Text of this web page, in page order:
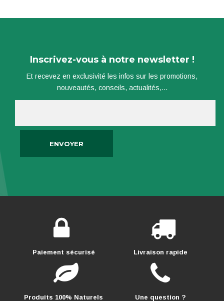
Inscrivez-vous à notre newsletter !
Et recevez en exclusivité les infos sur les promotions,
nouveautés, conseils, actualités,...
Paiement sécurisé Livraison rapide
Produits 100% Naturels Une question ?